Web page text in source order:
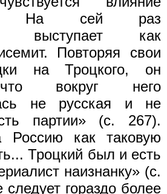
На сей раз
выступает как
Повторяя свои
на Троцкого, он
вокруг него
не русская и не
партии» (с. 267).
Россию как таковую
Троцкий был и есть
наизнанку» (с.
гораздо более